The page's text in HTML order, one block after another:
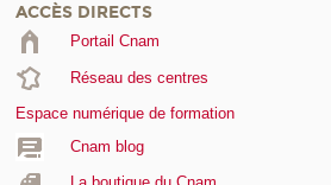
ACCÈS DIRECTS
Portail Cnam
Réseau des centres
Espace numérique de formation
Cnam blog